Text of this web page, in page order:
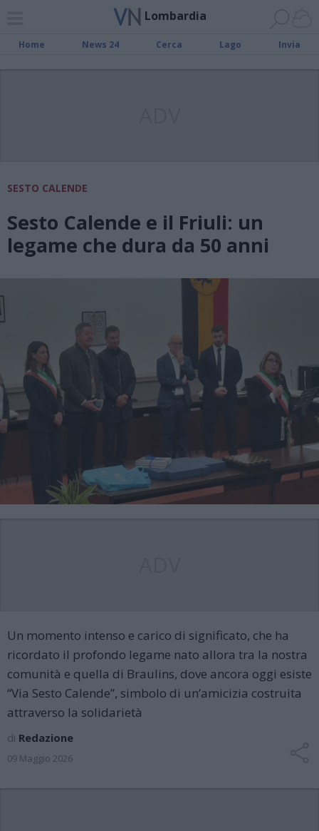
Lombardia
Home News 24 Cerca Lago Invia
SESTO CALENDE
Sesto Calende e il Friuli: un
legame che dura da 50 anni
Un momento intenso e carico di significato, che ha
ricordato il profondo legame nato allora tra la nostra
comunità e quella di Braulins, dove ancora oggi esiste
“Via Sesto Calende”, simbolo di un’amicizia costruita
attraverso la solidarietà
di Redazione
09 Maggio 2026